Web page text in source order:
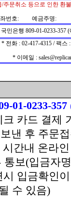
/주문취소 등으로 인한 환
번호: 예금주명:
민은행 809-01-0233-357
* 전화 : 02-417-4315 / 팩스
* 이메일 :
01-0233-
카드 결제
낸 후 주문
시간내 온라
보(입금자
금확인이
수 있음)